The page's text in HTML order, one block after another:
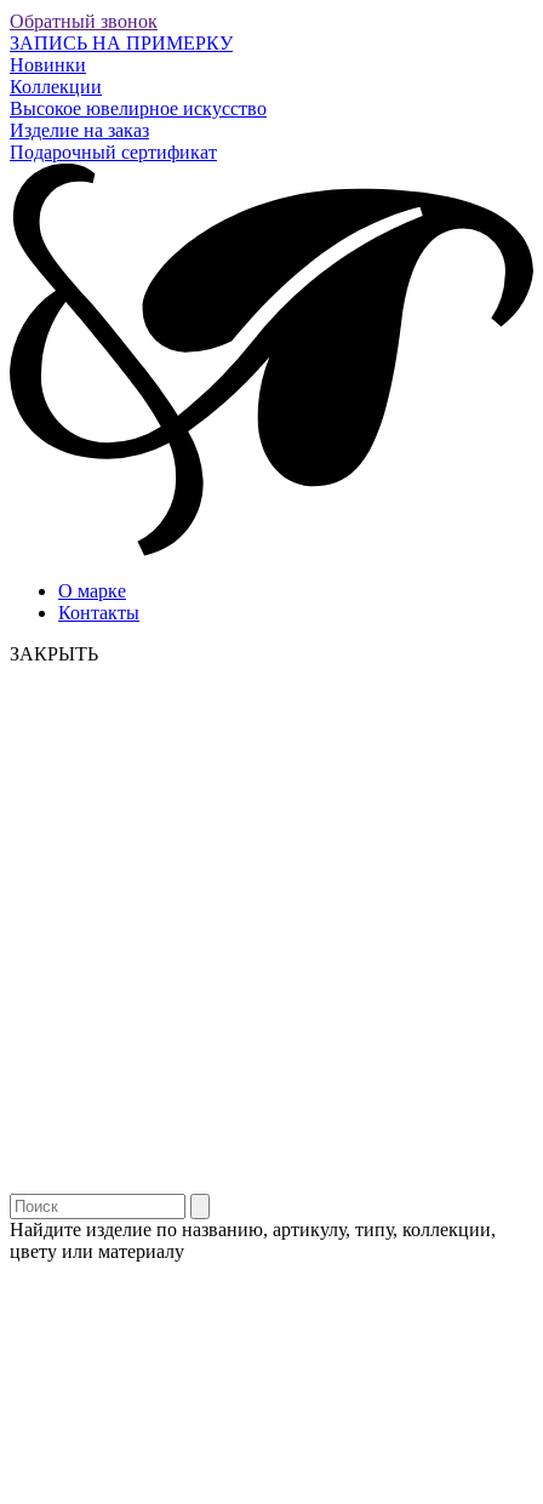
Обратный звонок
ЗАПИСЬ НА ПРИМЕРКУ
Новинки
Коллекции
Высокое ювелирное искусство
Изделие на заказ
Подарочный сертификат
О марке
Контакты
ЗАКРЫТЬ
Найдите изделие по названию, артикулу, типу, коллекции,
цвету или материалу